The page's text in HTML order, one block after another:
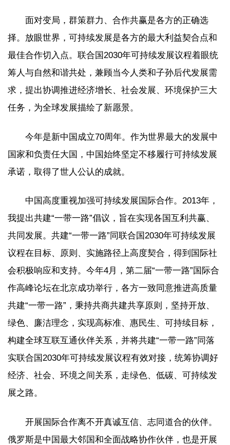
面对变局，群策群力、合作共赢是各方的正确选
择。放眼世界，可持续发展是各方的最大利益契合点和
最佳合作切入点。联合国2030年可持续发展议程着眼统
筹人与自然和谐共处，兼顾当今人类和子孙后代发展需
求，提出协调推进经济增长、社会发展、环境保护三大
任务，为全球发展描绘了新愿景。
今年是新中国成立70周年。作为世界最大的发展中
国家和负责任大国，中国始终坚定不移履行可持续发展
承诺，取得了世人公认的成就。
中国高度重视加强可持续发展国际合作。2013年，
我提出共建“一带一路”倡议，旨在实现各国互利共赢、
共同发展。共建“一带一路”同联合国2030年可持续发展
议程在目标、原则、实施路径上高度契合，得到国际社
会积极响应和支持。今年4月，第二届“一带一路”国际合
作高峰论坛在北京成功举行，各方一致同意推进高质量
共建“一带一路”，秉持共商共建共享原则，坚持开放、
绿色、廉洁理念，实现高标准、惠民生、可持续目标，
构建全球互联互通伙伴关系，并将共建“一带一路”同落
实联合国2030年可持续发展议程有效对接，统筹协调好
经济、社会、环境之间关系，走绿色、低碳、可持续发
展之路。
开展国际合作离不开真诚互信、志同道合的伙伴。
俄罗斯是中国最大邻国和全面战略协作伙伴，也是开展